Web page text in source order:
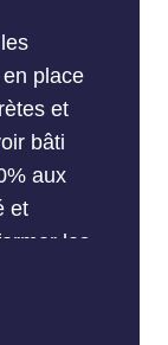
place
et
bâti
aux
et
les
les